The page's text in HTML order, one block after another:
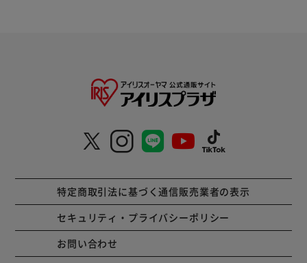
特定商取引法に基づく通信販売業者の表示
セキュリティ・プライバシーポリシー
お問い合わせ